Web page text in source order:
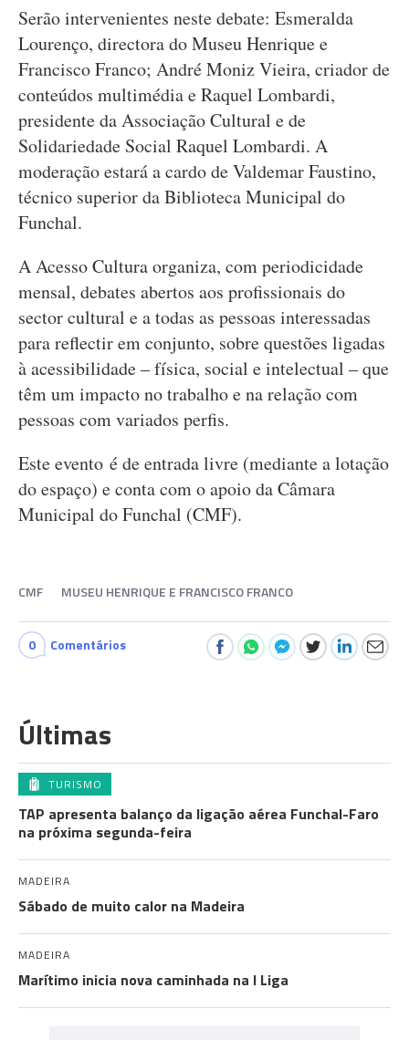
Serão intervenientes neste debate: Esmeralda
Lourenço, directora do Museu Henrique e
Francisco Franco; André Moniz Vieira, criador de
conteúdos multimédia e Raquel Lombardi,
presidente da Associação Cultural e de
Solidariedade Social Raquel Lombardi. A
moderação estará a cardo de Valdemar Faustino,
técnico superior da Biblioteca Municipal do
Funchal.
A Acesso Cultura organiza, com periodicidade
mensal, debates abertos aos profissionais do
sector cultural e a todas as pessoas interessadas
para reflectir em conjunto, sobre questões ligadas
à acessibilidade – física, social e intelectual – que
têm um impacto no trabalho e na relação com
pessoas com variados perfis.
Este evento é de entrada livre (mediante a lotação
do espaço) e conta com o apoio da Câmara
Municipal do Funchal (CMF).
CMF MUSEU HENRIQUE E FRANCISCO FRANCO
0 Comentários
Últimas
TURISMO
TAP apresenta balanço da ligação aérea Funchal-Faro
na próxima segunda-feira
MADEIRA
Sábado de muito calor na Madeira
MADEIRA
Marítimo inicia nova caminhada na I Liga